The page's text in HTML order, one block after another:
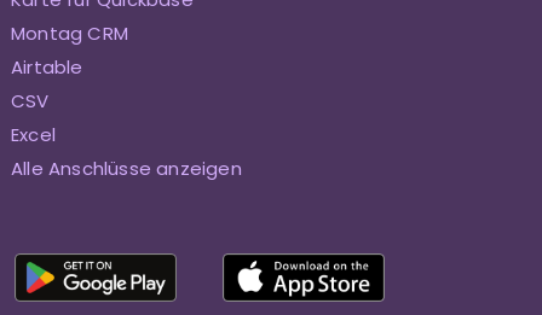
Montag CRM
Airtable
CSV
Excel
Alle Anschlüsse anzeigen